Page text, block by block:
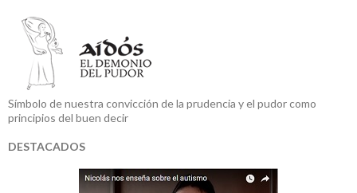
Símbolo de nuestra convicción de la prudencia y el pudor como
principios del buen decir
DESTACADOS